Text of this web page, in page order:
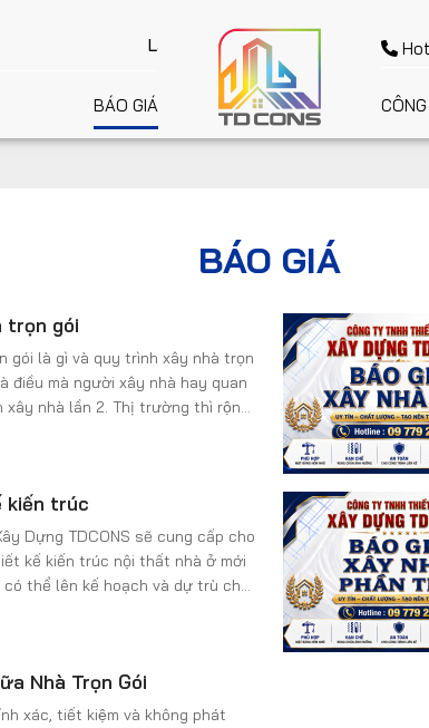
Lấy Uy Tín làm nền tảng - Lấy Chất
BÁO GIÁ
BÁO GIÁ
trọn gói
gói là gì và quy trình xây nhà trọn
điều mà người xây nhà hay quan
xây nhà lần 2. Thị trường thì rộng
kiến trúc
Dựng TDCONS sẽ cung cấp cho
kế kiến trúc nội thất nhà ở mới
có thể lên kế hoạch và dự trù cho
Nhà Trọn Gói
xác, tiết kiệm và không phát